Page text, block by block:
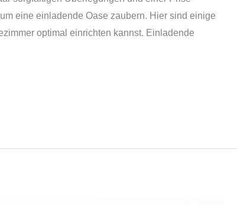
eine einladende Oase zaubern. Hier sind einige
optimal einrichten kannst. Einladende